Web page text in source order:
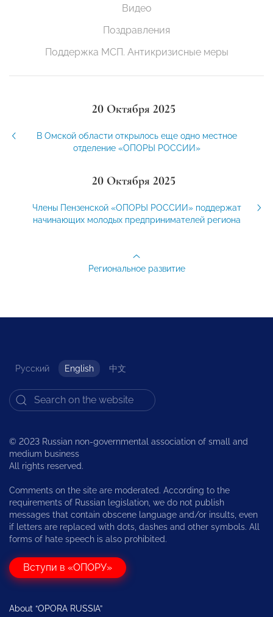
Видео
Поздравления
Поддержка МСП. Антикризисные меры
20 Октября 2025
В Омской области открылось еще одно местное
отделение «ОПОРЫ РОССИИ»
20 Октября 2025
Члены Пензенской «ОПОРЫ РОССИИ» поддержат
начинающих молодых предпринимателей региона
Региональное развитие
Русский English 中文
© 2023 Russian non-governmental association of small and
medium business
All rights reserved.
Comments on the site are moderated. According to the
requirements of Russian legislation, we do not publish
messages that contain obscene language and/or insults, even
if letters are replaced with dots, dashes and other symbols. All
forms of hate speech is also prohibited.
Вступи в «ОПОРУ»
About “OPORA RUSSIA”